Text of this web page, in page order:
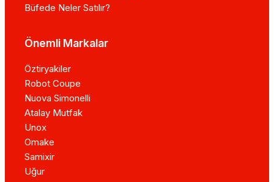
Büfede Neler Satılır?
Önemli Markalar
Öztiryakiler
Robot Coupe
Nuova Simonelli
Atalay Mutfak
Unox
Omake
Samixir
Uğur